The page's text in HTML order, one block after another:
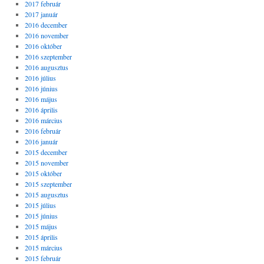
2017 február
2017 január
2016 december
2016 november
2016 október
2016 szeptember
2016 augusztus
2016 július
2016 június
2016 május
2016 április
2016 március
2016 február
2016 január
2015 december
2015 november
2015 október
2015 szeptember
2015 augusztus
2015 július
2015 június
2015 május
2015 április
2015 március
2015 február